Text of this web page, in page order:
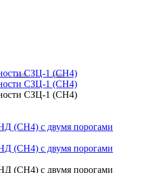
СЗЦ-1 (СН4)
СЗЦ-1 (СН4)
СЗЦ-1 (СН4)
(CH4) с двумя порогами
(CH4) с двумя порогами
(CH4) с двумя порогами